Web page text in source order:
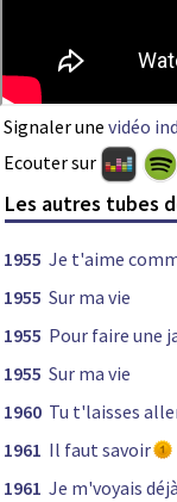
Signaler une vidéo
Ecouter sur
Les autres tubes
1955 Je t'aime
1955 Sur ma vie
1955 Pour faire une
1955 Sur ma vie
1960 Tu t'laisses
1961 Il faut savoir
1961 Je m'voyais déjà